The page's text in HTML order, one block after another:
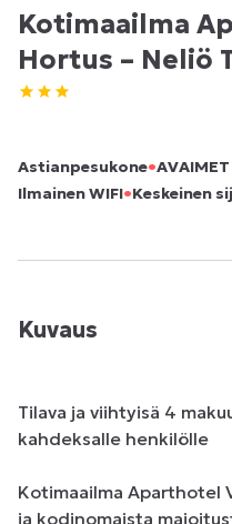
Kotimaailma
Hortus – Neliö
Astianpesukone•
Ilmainen WIFI•Keskeinen
Kuvaus
Tilava ja viihtyisä 4
kahdeksalle henkilölle
Kotimaailma Aparthotel
ja kodinomaista